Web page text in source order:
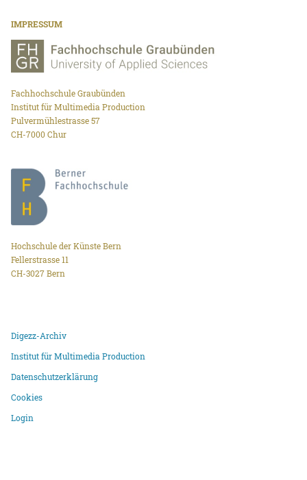
IMPRESSUM
Fachhochschule Graubünden
Institut für Multimedia Production
Pulvermühlestrasse 57
CH-7000 Chur
Hochschule der Künste Bern
Fellerstrasse 11
CH-3027 Bern
Digezz-Archiv
Institut für Multimedia Production
Datenschutzerklärung
Cookies
Login